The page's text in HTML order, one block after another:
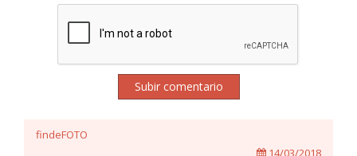
Subir comentario
findeFOTO
14/03/2018